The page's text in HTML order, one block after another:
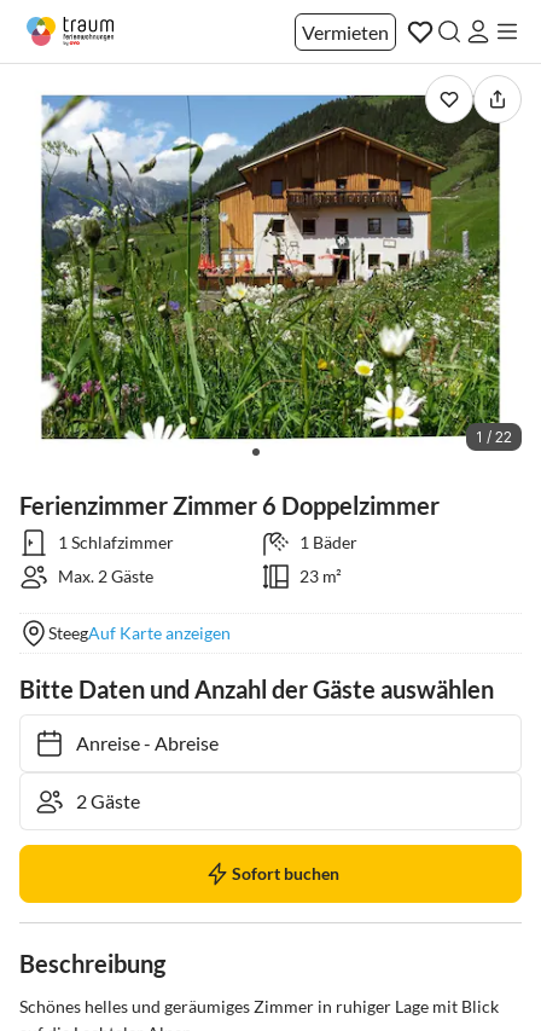
Vermieten
1 / 22
Ferienzimmer Zimmer 6 Doppelzimmer
1 Schlafzimmer
1 Bäder
Max. 2 Gäste
23 m²
SteegAuf Karte anzeigen
Bitte Daten und Anzahl der Gäste auswählen
Anreise- Abreise
Sofort buchen
Beschreibung
Schönes helles und geräumiges Zimmer in ruhiger Lage mit Blick